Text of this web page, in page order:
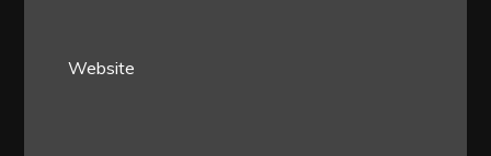
Website